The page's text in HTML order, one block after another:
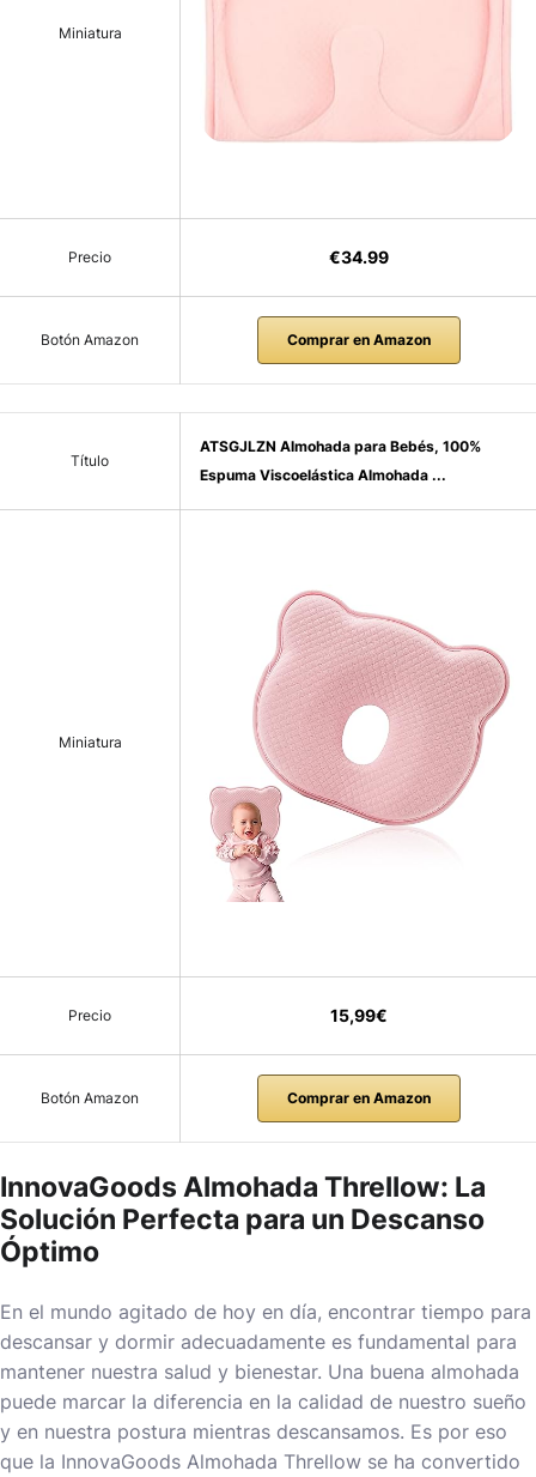
Miniatura
Precio €34.99
Botón Amazon Comprar en Amazon
Título
ATSGJLZN Almohada para Bebés, 100%
Espuma Viscoelástica Almohada ...
Miniatura
Precio 15,99€
Botón Amazon Comprar en Amazon
InnovaGoods Almohada Threllow: La
Solución Perfecta para un Descanso
Óptimo
En el mundo agitado de hoy en día, encontrar tiempo para
descansar y dormir adecuadamente es fundamental para
mantener nuestra salud y bienestar. Una buena almohada
puede marcar la diferencia en la calidad de nuestro sueño
y en nuestra postura mientras descansamos. Es por eso
que la InnovaGoods Almohada Threllow se ha convertido